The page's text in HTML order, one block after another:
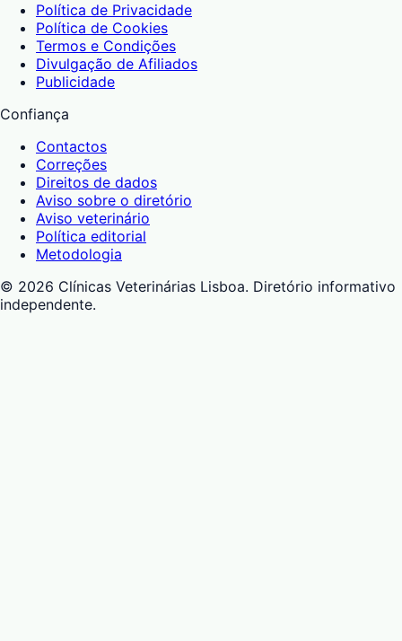
Política de Privacidade
Política de Cookies
Termos e Condições
Divulgação de Afiliados
Publicidade
Confiança
Contactos
Correções
Direitos de dados
Aviso sobre o diretório
Aviso veterinário
Política editorial
Metodologia
© 2026 Clínicas Veterinárias Lisboa. Diretório informativo
independente.